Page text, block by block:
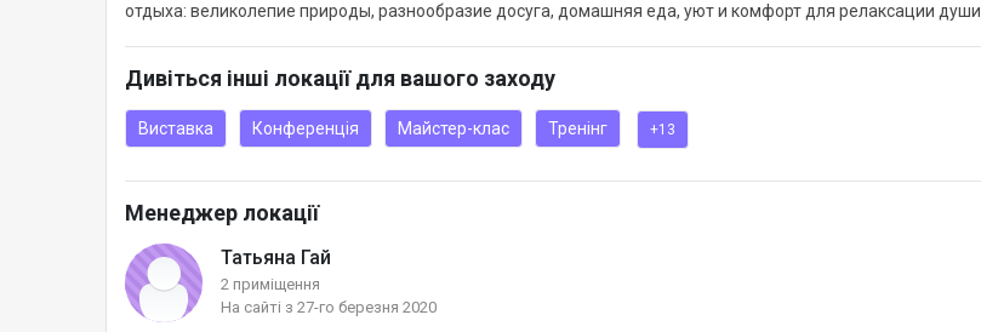
отдыха: великолепие природы, разнообразие досуга, домашняя еда, уют и комфорт для релаксации души.
Дивіться інші локації для вашого заходу
Виставка Конференція Майстер-клас Тренінг +13
Менеджер локації
Татьяна Гай
2 приміщення
На сайті з 27-го березня 2020